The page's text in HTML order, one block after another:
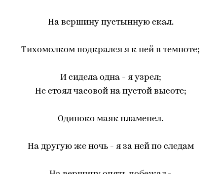
На вершину пустынную скал.
Тихомолком подкрался я к ней в темноте;
И сидела одна - я узрел;
Не стоял часовой на пустой высоте;
Одиноко маяк пламенел.
На другую же ночь - я за ней по следам